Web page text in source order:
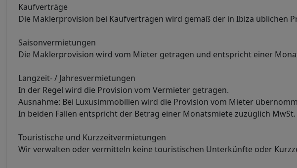
Kaufverträge
Die Maklerprovision bei Kaufverträgen wird gemäß der in Ibiza üblichen
Saisonvermietungen
Die Maklerprovision wird vom Mieter getragen und entspricht einer
Langzeit- / Jahresvermietungen
In der Regel wird die Provision vom Vermieter getragen.
Ausnahme: Bei Luxusimmobilien wird die Provision vom Mieter
In beiden Fällen entspricht der Betrag einer Monatsmiete zuzüglich MwSt.
Touristische und Kurzzeitvermietungen
Wir verwalten oder vermitteln keine touristischen Unterkünfte oder